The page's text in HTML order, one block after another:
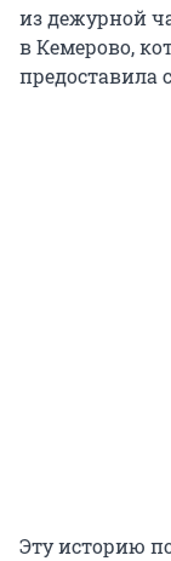
из дежурной
в Кемерово,
предоставила
Эту историю